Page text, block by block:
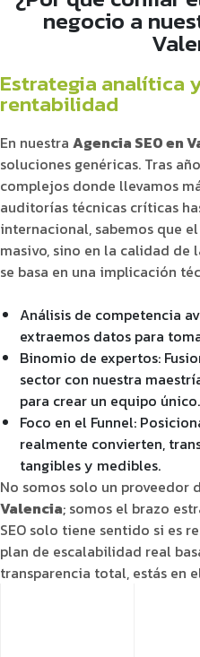
negocio a
Estrategia analítica
rentabilidad
En nuestra Agencia SEO en
soluciones genéricas. Tras
complejos donde llevamos
auditorías técnicas críticas
internacional, sabemos que
masivo, sino en la calidad de
se basa en una implicación
Análisis de competencia
extraemos datos para
Binomio de expertos:
sector con nuestra
para crear un equipo único.
Foco en el Funnel:
realmente convierten,
tangibles y medibles.
No somos solo un proveedor
Valencia; somos el brazo
SEO solo tiene sentido si es
plan de escalabilidad real
transparencia total, estás en